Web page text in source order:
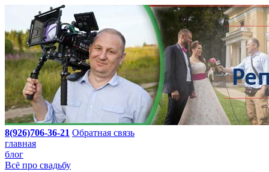
8(926)706-36-21 Обратная связь
главная
блог
Всё про свадьбу